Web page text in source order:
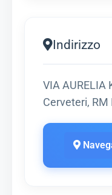
Indirizzo
VIA AURELIA
Cerveteri, RM